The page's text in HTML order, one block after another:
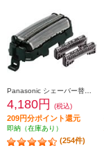
4,180円 (税込)
209円分ポイント還元
即納（在庫あり）
(254件)